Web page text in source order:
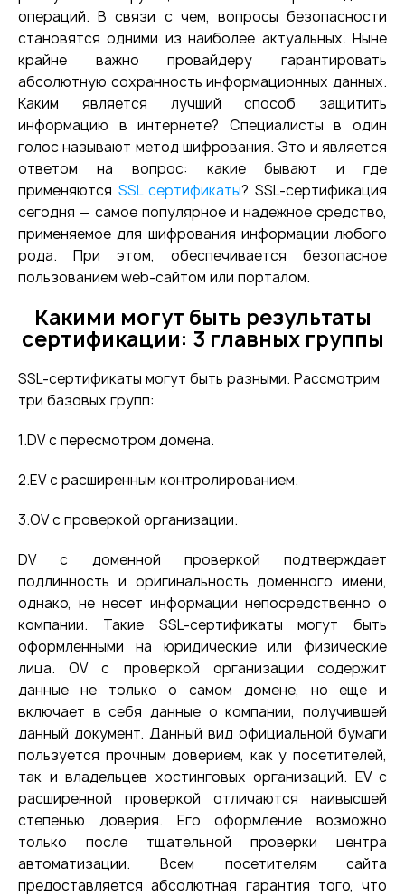
операций. В связи с чем, вопросы безопасности
становятся одними из наиболее актуальных. Ныне
крайне важно провайдеру гарантировать
абсолютную сохранность информационных данных.
Каким является лучший способ защитить
информацию в интернете? Специалисты в один
голос называют метод шифрования. Это и является
ответом на вопрос: какие бывают и где
применяются SSL сертификаты? SSL-сертификация
сегодня — самое популярное и надежное средство,
применяемое для шифрования информации любого
рода. При этом, обеспечивается безопасное
пользованием web-сайтом или порталом.
Какими могут быть результаты
сертификации: 3 главных группы
SSL-сертификаты могут быть разными. Рассмотрим
три базовых групп:
1.DV с пересмотром домена.
2.EV с расширенным контролированием.
3.OV с проверкой организации.
DV с доменной проверкой подтверждает
подлинность и оригинальность доменного имени,
однако, не несет информации непосредственно о
компании. Такие SSL-сертификаты могут быть
оформленными на юридические или физические
лица. OV с проверкой организации содержит
данные не только о самом домене, но еще и
включает в себя данные о компании, получившей
данный документ. Данный вид официальной бумаги
пользуется прочным доверием, как у посетителей,
так и владельцев хостинговых организаций. EV с
расширенной проверкой отличаются наивысшей
степенью доверия. Его оформление возможно
только после тщательной проверки центра
автоматизации. Всем посетителям сайта
предоставляется абсолютная гарантия того, что